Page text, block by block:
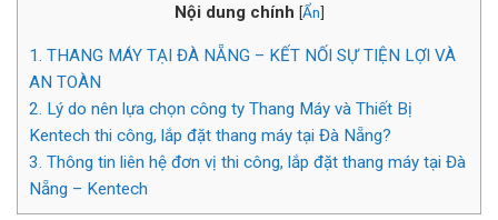
Nội dung chính [Ẩn]
1. THANG MÁY TẠI ĐÀ NẴNG – KẾT NỐI SỰ TIỆN LỢI VÀ
AN TOÀN
2. Lý do nên lựa chọn công ty Thang Máy và Thiết Bị
Kentech thi công, lắp đặt thang máy tại Đà Nẵng?
3. Thông tin liên hệ đơn vị thi công, lắp đặt thang máy tại Đà
Nẵng – Kentech